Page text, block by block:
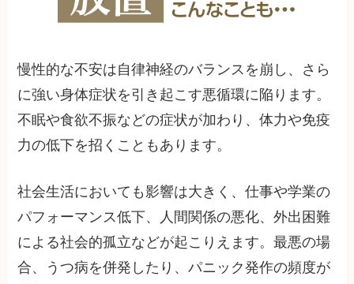
慢性的な不安は自律神経のバランスを崩し、さら
に強い身体症状を引き起こす悪循環に陥ります。
不眠や食欲不振などの症状が加わり、体力や免疫
力の低下を招くこともあります。
社会生活においても影響は大きく、仕事や学業の
パフォーマンス低下、人間関係の悪化、外出困難
による社会的孤立などが起こりえます。最悪の場
合、うつ病を併発したり、パニック発作の頻度が